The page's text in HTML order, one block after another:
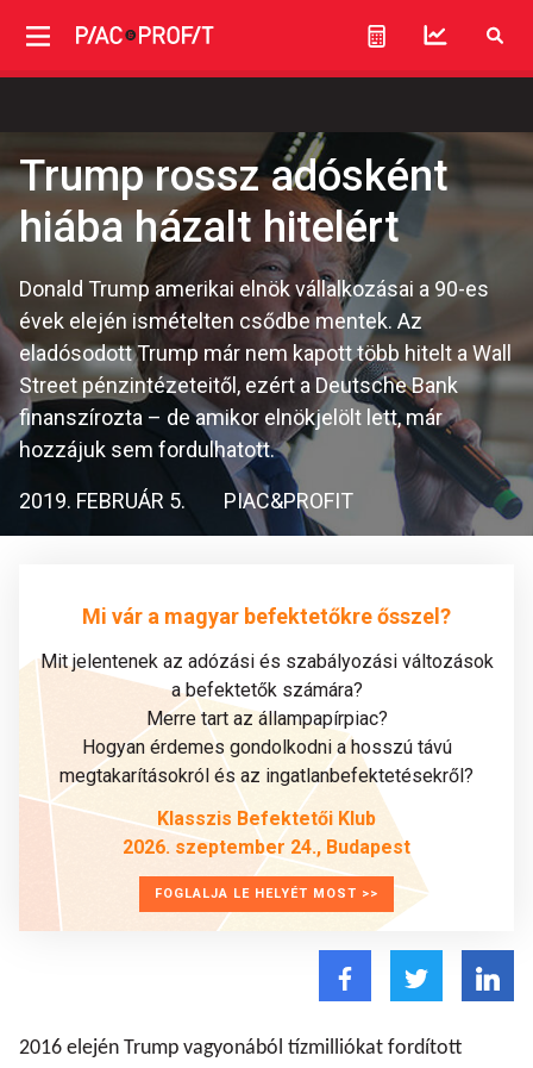
Trump rossz adósként
hiába házalt hitelért
Donald Trump amerikai elnök vállalkozásai a 90-es
évek elején ismételten csődbe mentek. Az
eladósodott Trump már nem kapott több hitelt a Wall
Street pénzintézeteitől, ezért a Deutsche Bank
finanszírozta – de amikor elnökjelölt lett, már
hozzájuk sem fordulhatott.
2019. FEBRUÁR 5. PIAC&PROFIT
Mi vár a magyar befektetőkre ősszel?
Mit jelentenek az adózási és szabályozási változások
a befektetők számára?
Merre tart az állampapírpiac?
Hogyan érdemes gondolkodni a hosszú távú
megtakarításokról és az ingatlanbefektetésekről?
Klasszis Befektetői Klub
2026. szeptember 24., Budapest
FOGLALJA LE HELYÉT MOST >>
2016 elején Trump vagyonából tízmilliókat fordított